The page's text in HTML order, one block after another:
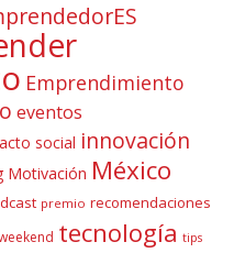
Emprendimiento
eventos
social innovación
Motivación México
premio recomendaciones
tecnología tips